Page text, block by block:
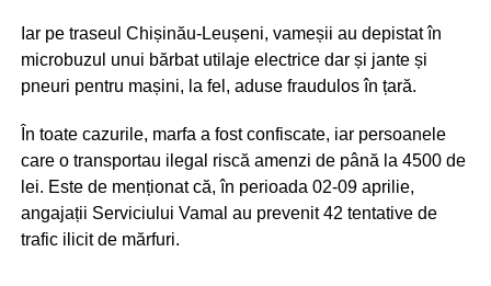
Iar pe traseul Chișinău-Leușeni, vameșii au depistat în
microbuzul unui bărbat utilaje electrice dar și jante și
pneuri pentru mașini, la fel, aduse fraudulos în țară.
În toate cazurile, marfa a fost confiscate, iar persoanele
care o transportau ilegal riscă amenzi de până la 4500 de
lei. Este de menționat că, în perioada 02-09 aprilie,
angajații Serviciului Vamal au prevenit 42 tentative de
trafic ilicit de mărfuri.